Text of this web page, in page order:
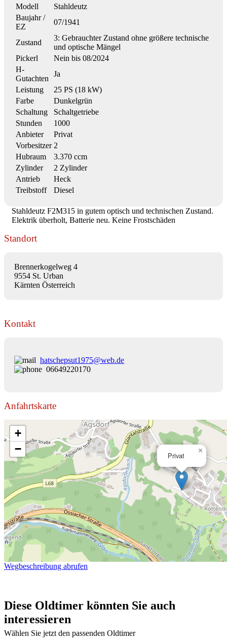
Modell
Stahldeutz
Baujahr /
EZ
07/1941
Zustand
3: Gebrauchter Zustand ohne größere technische
und optische Mängel
Pickerl
Nein bis 08/2024
H-
Gutachten
Ja
Leistung
25 PS (18 kW)
Farbe
Dunkelgrün
Schaltung
Schaltgetriebe
Stunden
1000
Anbieter
Privat
Vorbesitzer 2
Hubraum
3.370 ccm
Zylinder
2 Zylinder
Antrieb
Heck
Treibstoff
Diesel
Stahldeutz F2M315 in gutem optisch und technischen Zustand.
Elektrik überholt, Batterie neu. Keine Frostschäden
Standort
Brennerkogelweg 4
9554 St. Urban
Kärnten Österreich
Kontakt
hatschepsut1975@web.de
06649220170
Anfahrtskarte
Privat
×
+
−
Wegbeschreibung abrufen
Diese Oldtimer könnten Sie auch
interessieren
Wählen Sie jetzt den passenden Oldtimer